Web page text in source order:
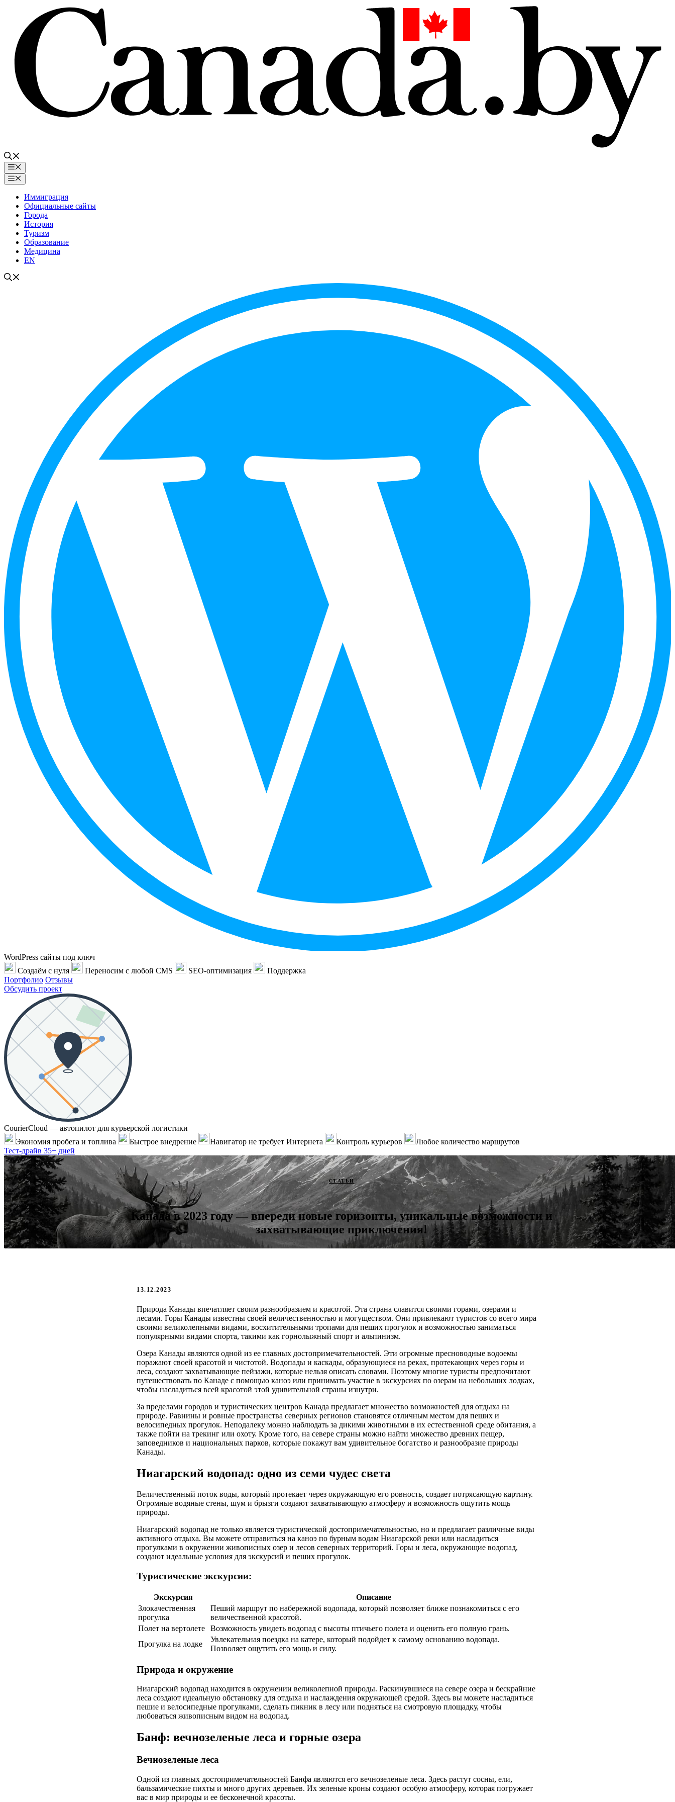
содержимому
Меню
Меню
Иммиграция
Официальные сайты
Города
История
Туризм
Образование
Медицина
EN
WordPress сайты под ключ
Создаём с нуля
Переносим с любой CMS SEO-оптимизация
Поддержка
Портфолио Отзывы
Обсудить проект
CourierCloud — автопилот для курьерской логистики
Экономия пробега и топлива
Быстрое внедрение Навигатор не требует Интернета Контроль курьеров
Любое количество маршрутов
Тест-драйв 35+ дней
СТАТЬИ
Канада в 2023 году — впереди новые горизонты, уникальные возможности и
захватывающие приключения!
13.12.2023
Природа Канады впечатляет своим разнообразием и красотой. Эта страна славится своими горами, озерами и
лесами. Горы Канады известны своей величественностью и могуществом. Они привлекают туристов со всего мира
своими великолепными видами, восхитительными тропами для пеших прогулок и возможностью заниматься
популярными видами спорта, такими как горнолыжный спорт и альпинизм.
Озера Канады являются одной из ее главных достопримечательностей. Эти огромные пресноводные водоемы
поражают своей красотой и чистотой. Водопады и каскады, образующиеся на реках, протекающих через горы и
леса, создают захватывающие пейзажи, которые нельзя описать словами. Поэтому многие туристы предпочитают
путешествовать по Канаде с помощью каноэ или принимать участие в экскурсиях по озерам на небольших лодках,
чтобы насладиться всей красотой этой удивительной страны изнутри.
За пределами городов и туристических центров Канада предлагает множество возможностей для отдыха на
природе. Равнины и ровные пространства северных регионов становятся отличным местом для пеших и
велосипедных прогулок. Неподалеку можно наблюдать за дикими животными в их естественной среде обитания, а
также пойти на трекинг или охоту. Кроме того, на севере страны можно найти множество древних пещер,
заповедников и национальных парков, которые покажут вам удивительное богатство и разнообразие природы
Канады.
Ниагарский водопад: одно из семи чудес света
Величественный поток воды, который протекает через окружающую его ровность, создает потрясающую картину.
Огромные водяные стены, шум и брызги создают захватывающую атмосферу и возможность ощутить мощь
природы.
Ниагарский водопад не только является туристической достопримечательностью, но и предлагает различные виды
активного отдыха. Вы можете отправиться на каноэ по бурным водам Ниагарской реки или насладиться
прогулками в окружении живописных озер и лесов северных территорий. Горы и леса, окружающие водопад,
создают идеальные условия для экскурсий и пеших прогулок.
Туристические экскурсии:
Экскурсия
Описание
Злокачественная
прогулка
Пеший маршрут по набережной водопада, который позволяет ближе познакомиться с его
величественной красотой.
Полет на вертолете
Возможность увидеть водопад с высоты птичьего полета и оценить его полную грань.
Прогулка на лодке
Увлекательная поездка на катере, который подойдет к самому основанию водопада.
Позволяет ощутить его мощь и силу.
Природа и окружение
Ниагарский водопад находится в окружении великолепной природы. Раскинувшиеся на севере озера и бескрайние
леса создают идеальную обстановку для отдыха и наслаждения окружающей средой. Здесь вы можете насладиться
пешие и велосипедные прогулками, сделать пикник в лесу или подняться на смотровую площадку, чтобы
любоваться живописным видом на водопад.
Банф: вечнозеленые леса и горные озера
Вечнозеленые леса
Одной из главных достопримечательностей Банфа являются его вечнозеленые леса. Здесь растут сосны, ели,
бальзамические пихты и много других деревьев. Их зеленые кроны создают особую атмосферу, которая погружает
вас в мир природы и ее бесконечной красоты.